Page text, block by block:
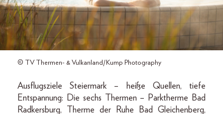
© TV Thermen- & Vulkanland/Kump Photography
Ausflugsziele Steiermark – heiße Quellen, tiefe
Entspannung: Die sechs Thermen – Parktherme Bad
Radkersburg, Therme der Ruhe Bad Gleichenberg,